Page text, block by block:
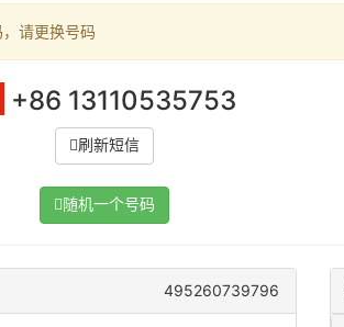
请更换号码
+86 13110535753
刷新短信
随机一个号码
495260739796